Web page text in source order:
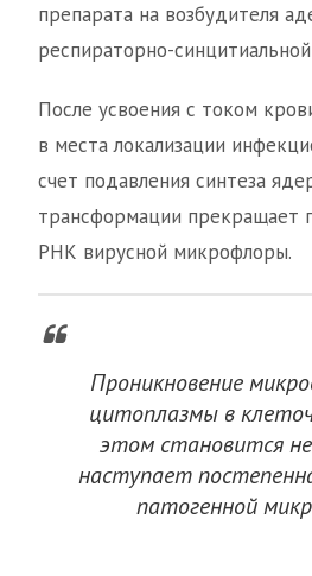
препарата на возбудителя
респираторно-
После усвоения с током
в места локализации
счет подавления синтеза
трансформации прекращает
РНК вирусной микрофлоры.
Проникновение
цитоплазмы в
этом становится
наступает
патогенной